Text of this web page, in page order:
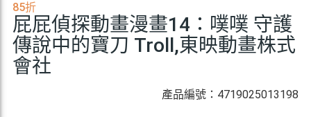
85折
屁屁偵探動畫漫畫14：噗噗 守護
傳說中的寶刀 Troll,東映動畫株式
會社
產品編號：4719025013198